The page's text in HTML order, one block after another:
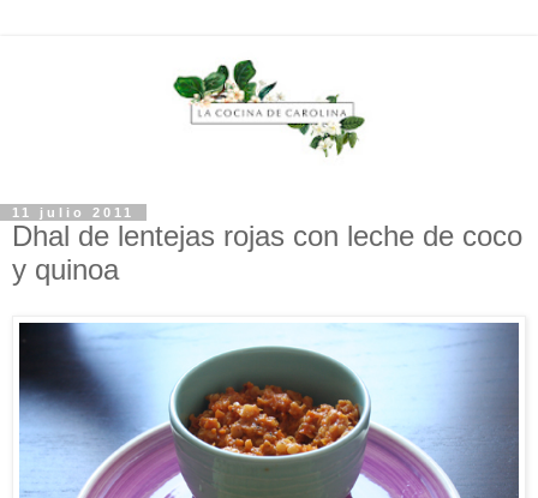
11 julio 2011
Dhal de lentejas rojas con leche de coco
y quinoa